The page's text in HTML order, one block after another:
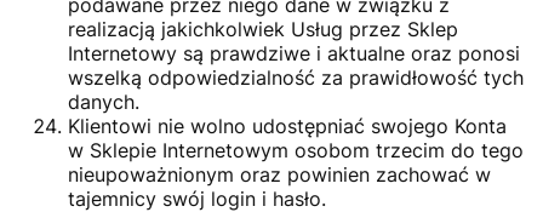
podawane przez niego dane w związku z
realizacją jakichkolwiek Usług przez Sklep
Internetowy są prawdziwe i aktualne oraz ponosi
wszelką odpowiedzialność za prawidłowość tych
danych.
Klientowi nie wolno udostępniać swojego Konta
w Sklepie Internetowym osobom trzecim do tego
nieupoważnionym oraz powinien zachować w
tajemnicy swój login i hasło.